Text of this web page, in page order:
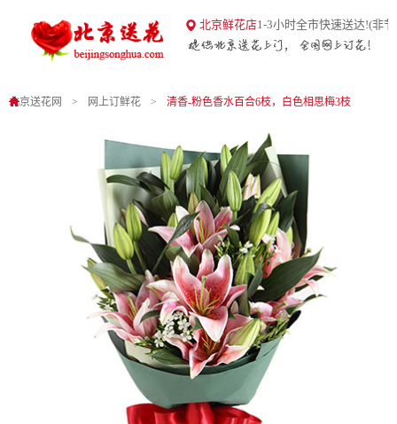
北京送花网
北京鲜花店1-3小时全市快速送达!(非
北京送花网 网上订鲜花 清香-粉色香水百合6枝，白色相思梅3枝